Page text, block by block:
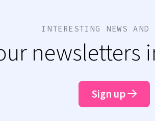
INTERESTING NEWS AND
newsletters
Sign up